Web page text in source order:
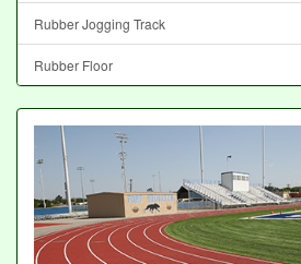
Rubber Jogging Track
Rubber Floor